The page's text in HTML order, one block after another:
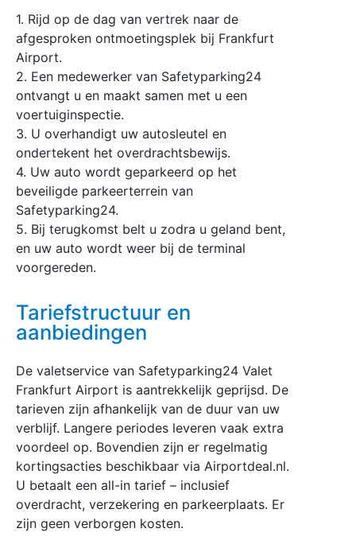
1. Rijd op de dag van vertrek naar de
afgesproken ontmoetingsplek bij Frankfurt
Airport.
2. Een medewerker van Safetyparking24
ontvangt u en maakt samen met u een
voertuiginspectie.
3. U overhandigt uw autosleutel en
ondertekent het overdrachtsbewijs.
4. Uw auto wordt geparkeerd op het
beveiligde parkeerterrein van
Safetyparking24.
5. Bij terugkomst belt u zodra u geland bent,
en uw auto wordt weer bij de terminal
voorgereden.
Tariefstructuur en
aanbiedingen
De valetservice van Safetyparking24 Valet
Frankfurt Airport is aantrekkelijk geprijsd. De
tarieven zijn afhankelijk van de duur van uw
verblijf. Langere periodes leveren vaak extra
voordeel op. Bovendien zijn er regelmatig
kortingsacties beschikbaar via Airportdeal.nl.
U betaalt een all-in tarief – inclusief
overdracht, verzekering en parkeerplaats. Er
zijn geen verborgen kosten.